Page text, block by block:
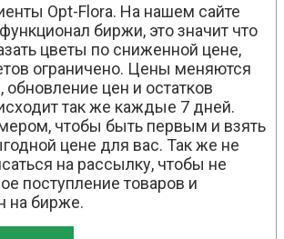
Opt-Flora. На нашем сайте
биржи, это значит что
цветы по сниженной цене,
ограничено. Цены меняются
цен и остатков
так же каждые 7 дней.
чтобы быть первым и взять
цене для вас. Так же не
на рассылку, чтобы не
поступление товаров и
на бирже.